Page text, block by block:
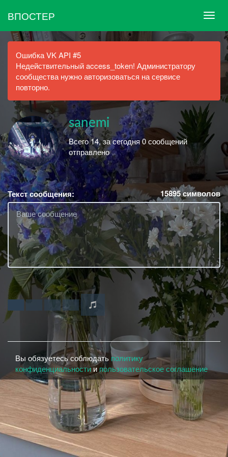
ВПОСТЕР
Ошибка VK API #5
Недействительный access_token! Администратору
сообщества нужно авторизоваться на сервисе
повторно.
sanemi
Всего 14, за сегодня 0 сообщений
отправлено
Текст сообщения: 15895символов
Вы обязуетесь соблюдатьполитику
конфиденциальностиипользовательское соглашение